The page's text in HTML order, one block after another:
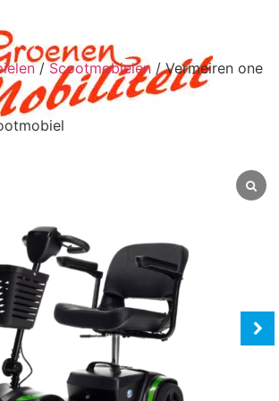
huis
/Scootmobielen / Vermeiren one